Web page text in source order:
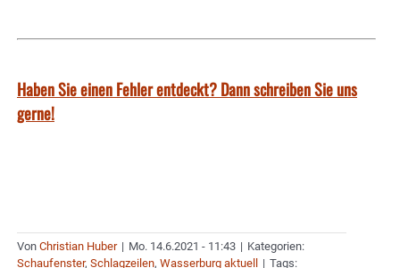
Haben Sie einen Fehler entdeckt? Dann schreiben Sie uns
gerne!
Von Christian Huber | Mo. 14.6.2021 - 11:43 | Kategorien:
Schaufenster, Schlagzeilen, Wasserburg aktuell | Tags: